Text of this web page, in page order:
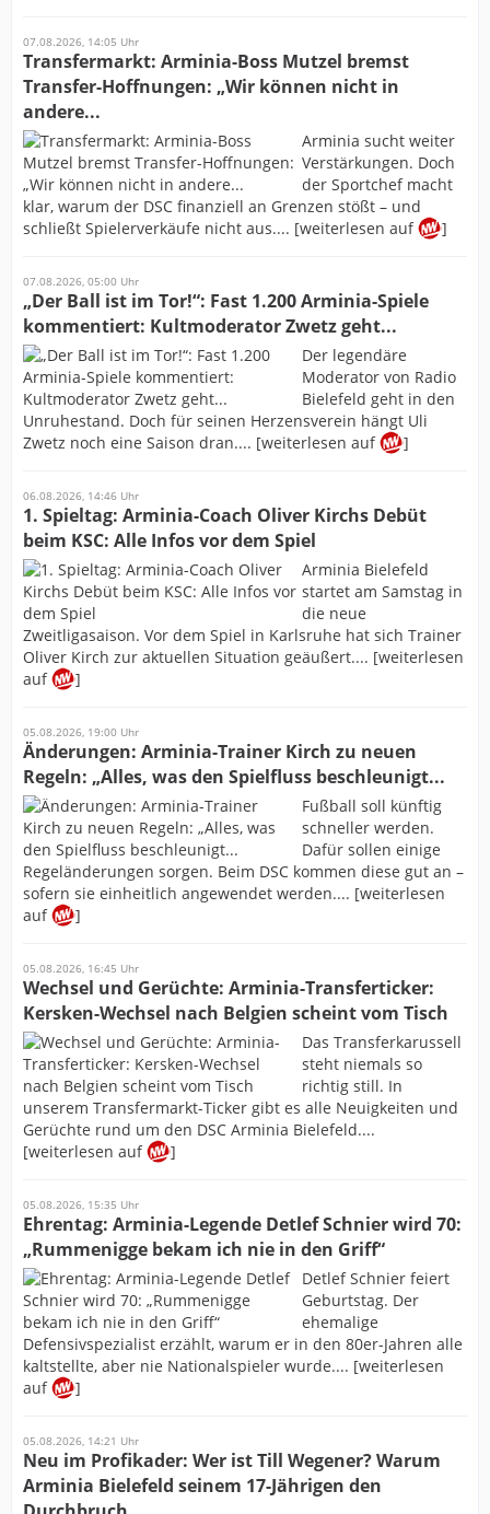
07.08.2026, 14:05 Uhr
Transfermarkt: Arminia-Boss Mutzel bremst
Transfer-Hoffnungen: „Wir können nicht in
andere...
Arminia sucht weiter
Verstärkungen. Doch
der Sportchef macht
klar, warum der DSC finanziell an Grenzen stößt – und
schließt Spielerverkäufe nicht aus.... [weiterlesen auf
]
07.08.2026, 05:00 Uhr
„Der Ball ist im Tor!“: Fast 1.200 Arminia-Spiele
kommentiert: Kultmoderator Zwetz geht...
Der legendäre
Moderator von Radio
Bielefeld geht in den
Unruhestand. Doch für seinen Herzensverein hängt Uli
Zwetz noch eine Saison dran.... [weiterlesen auf
]
06.08.2026, 14:46 Uhr
1. Spieltag: Arminia-Coach Oliver Kirchs Debüt
beim KSC: Alle Infos vor dem Spiel
Arminia Bielefeld
startet am Samstag in
die neue
Zweitligasaison. Vor dem Spiel in Karlsruhe hat sich Trainer
Oliver Kirch zur aktuellen Situation geäußert.... [weiterlesen
auf
]
05.08.2026, 19:00 Uhr
Änderungen: Arminia-Trainer Kirch zu neuen
Regeln: „Alles, was den Spielfluss beschleunigt...
Fußball soll künftig
schneller werden.
Dafür sollen einige
Regeländerungen sorgen. Beim DSC kommen diese gut an –
sofern sie einheitlich angewendet werden.... [weiterlesen
auf
]
05.08.2026, 16:45 Uhr
Wechsel und Gerüchte: Arminia-Transferticker:
Kersken-Wechsel nach Belgien scheint vom Tisch
Das Transferkarussell
steht niemals so
richtig still. In
unserem Transfermarkt-Ticker gibt es alle Neuigkeiten und
Gerüchte rund um den DSC Arminia Bielefeld....
[weiterlesen auf
]
05.08.2026, 15:35 Uhr
Ehrentag: Arminia-Legende Detlef Schnier wird 70:
„Rummenigge bekam ich nie in den Griff“
Detlef Schnier feiert
Geburtstag. Der
ehemalige
Defensivspezialist erzählt, warum er in den 80er-Jahren alle
kaltstellte, aber nie Nationalspieler wurde.... [weiterlesen
auf
]
05.08.2026, 14:21 Uhr
Neu im Profikader: Wer ist Till Wegener? Warum
Arminia Bielefeld seinem 17-Jährigen den